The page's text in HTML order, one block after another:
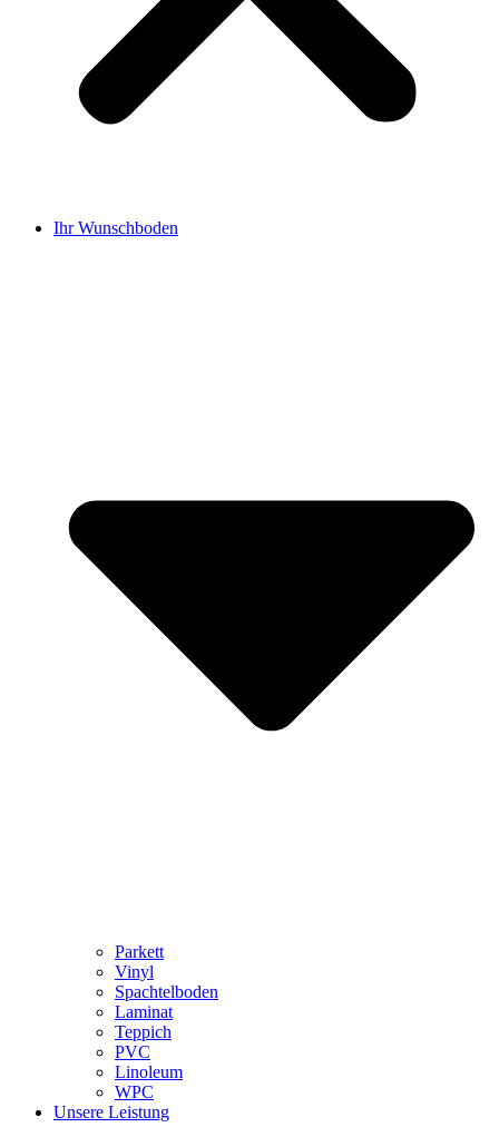
Ihr Wunschboden
Parkett
Vinyl
Spachtelboden
Laminat
Teppich
PVC
Linoleum
WPC
Unsere Leistung